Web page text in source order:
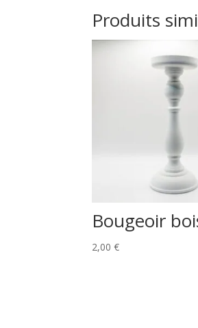
Produits
Bougeoir
2,00€